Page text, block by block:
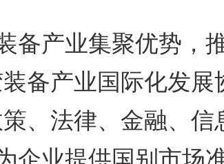
产业集聚优势，
备产业国际化发展
、法律、金融、信
企业提供国别市场